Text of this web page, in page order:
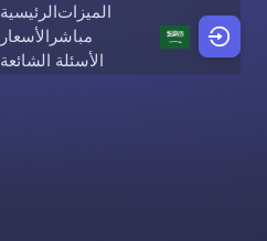
Skip to content
الرئيسيةالميزات
الأسعار مباشر
الأسئلة الشائعة